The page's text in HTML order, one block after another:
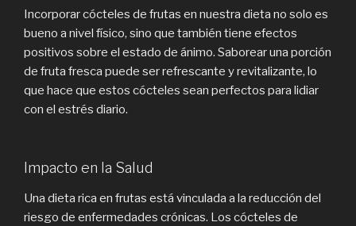
Incorporar cócteles de frutas en nuestra dieta no solo es
bueno a nivel físico, sino que también tiene efectos
positivos sobre el estado de ánimo. Saborear una porción
de fruta fresca puede ser refrescante y revitalizante, lo
que hace que estos cócteles sean perfectos para lidiar
con el estrés diario.
Impacto en la Salud
Una dieta rica en frutas está vinculada a la reducción del
riesgo de enfermedades crónicas. Los cócteles de